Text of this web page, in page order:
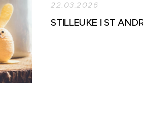
22.03.2026
STILLEUKE I ST